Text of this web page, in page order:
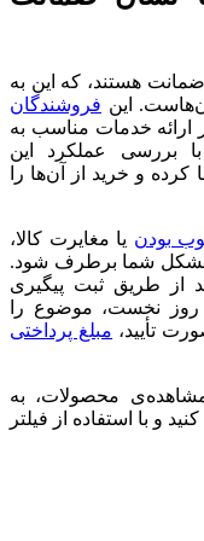
هستند، که این به
این فروشندگان
در ارائه خدمات مناسب به
بررسی عملکرد این
و خرید از آن‌ها را
بودن یا مغایرت کالا،
مشکل شما برطرف شود.
از طریق ثبت پیگیری
، موضوع را
تأیید، مبلغ پرداختی
محصولات، به
و با استفاده از فیلتر